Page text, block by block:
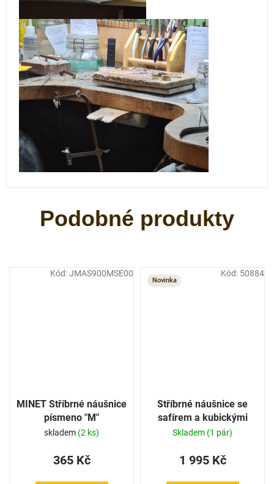
MINET Stříbrné náušnice
písmeno "M"
skladem (2 ks)
365 Kč
Kód:JMAS900MSE00
Novinka
Stříbrné náušnice se
safírem a kubickými
zirkony
Skladem (1 pár)
1 995 Kč
Kód: 50884